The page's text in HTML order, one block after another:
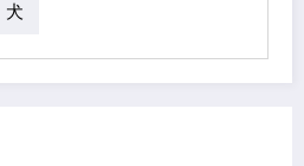
犬